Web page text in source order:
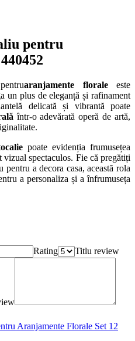
pentru
aranjamente floraleeste
un plus de eleganță și rafinament
delicată și vibrantă poate
într-o adevărată operă de artă,
poate evidenția frumusețea
spectaculos. Fie că pregătiți
pentru a decora casa, această rola
a personaliza și a înfrumuseța
Rating Titlu review